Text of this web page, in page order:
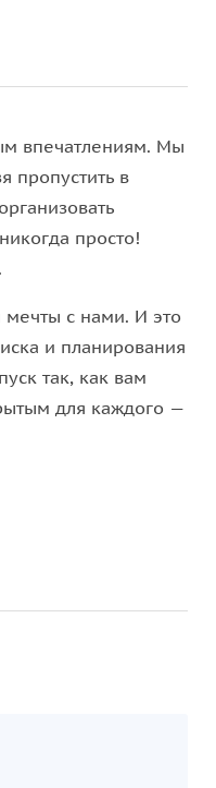
виду в центре
—
рок-н-ролла и
впечатлениям. Мы
пропустить в
просто!
с нами. И это
и планирования
так, как вам
для каждого —